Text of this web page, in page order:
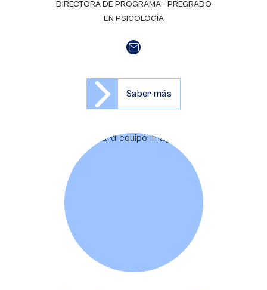
DIRECTORA DE PROGRAMA - PREGRADO
EN PSICOLOGÍA
Saber más